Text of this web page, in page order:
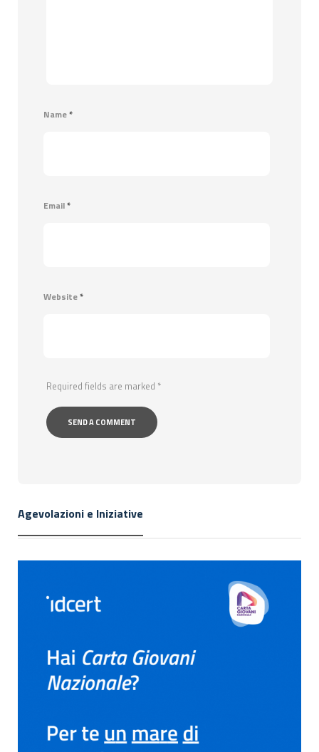
Name*
Email*
Website*
Required fields are marked *
Agevolazioni e Iniziative